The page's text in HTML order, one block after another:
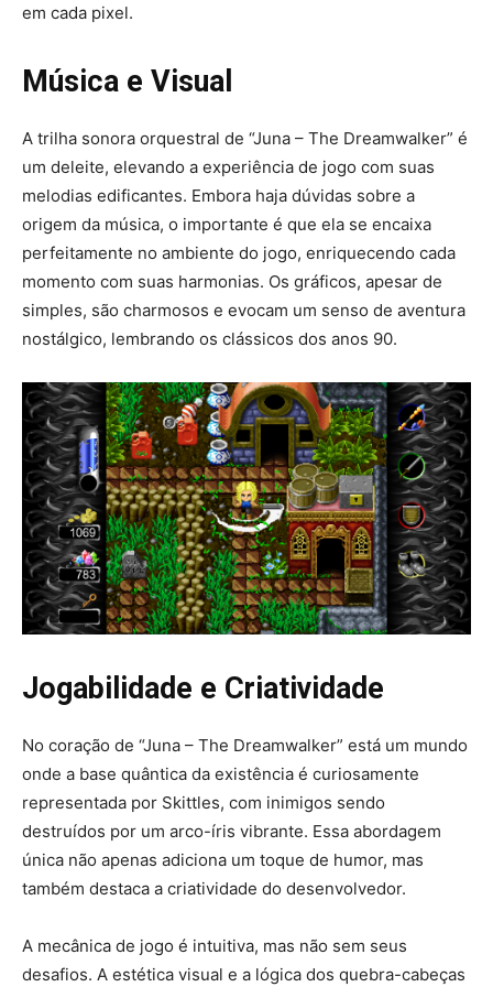
em cada pixel.
Música e Visual
A trilha sonora orquestral de “Juna – The Dreamwalker” é
um deleite, elevando a experiência de jogo com suas
melodias edificantes. Embora haja dúvidas sobre a
origem da música, o importante é que ela se encaixa
perfeitamente no ambiente do jogo, enriquecendo cada
momento com suas harmonias. Os gráficos, apesar de
simples, são charmosos e evocam um senso de aventura
nostálgico, lembrando os clássicos dos anos 90.
Jogabilidade e Criatividade
No coração de “Juna – The Dreamwalker” está um mundo
onde a base quântica da existência é curiosamente
representada por Skittles, com inimigos sendo
destruídos por um arco-íris vibrante. Essa abordagem
única não apenas adiciona um toque de humor, mas
também destaca a criatividade do desenvolvedor.
A mecânica de jogo é intuitiva, mas não sem seus
desafios. A estética visual e a lógica dos quebra-cabeças